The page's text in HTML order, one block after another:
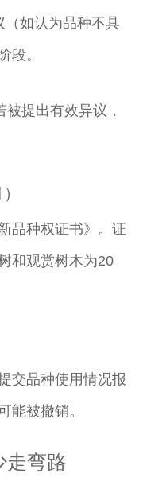
（如认为品种不具
段。
被提出有效异议，
品种权证书》。证
和观赏树木为20
交品种使用情况报
能被撤销。
走弯路